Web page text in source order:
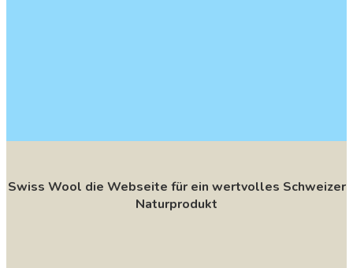
Swiss Wool die Webseite für ein wertvolles Schweizer
Naturprodukt